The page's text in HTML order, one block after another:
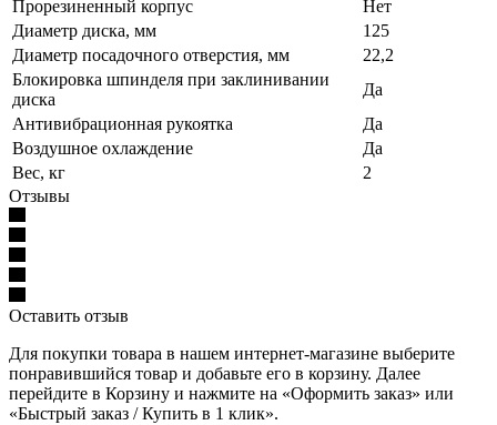
Прорезиненный корпус
Нет
Диаметр диска, мм
125
Диаметр посадочного отверстия, мм
22,2
Блокировка шпинделя при заклинивании
диска
Да
Антивибрационная рукоятка
Да
Воздушное охлаждение
Да
Вес, кг
2
Отзывы
Оставить отзыв
Для покупки товара в нашем интернет-магазине выберите
понравившийся товар и добавьте его в корзину. Далее
перейдите в Корзину и нажмите на «Оформить заказ» или
«Быстрый заказ / Купить в 1 клик».